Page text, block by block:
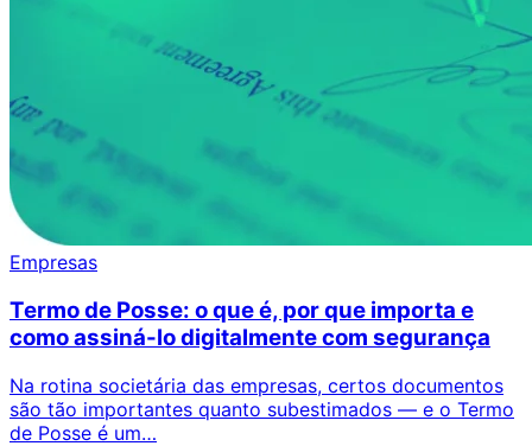
Empresas
Termo de Posse: o que é, por que importa e
como assiná-lo digitalmente com segurança
Na rotina societária das empresas, certos documentos
são tão importantes quanto subestimados — e o Termo
de Posse é um…